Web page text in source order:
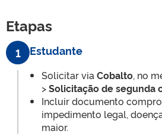
Etapas
1 Estudante
Solicitar via Cobalto, no
>Solicitação de segunda
Incluir documento
impedimento legal,
maior.